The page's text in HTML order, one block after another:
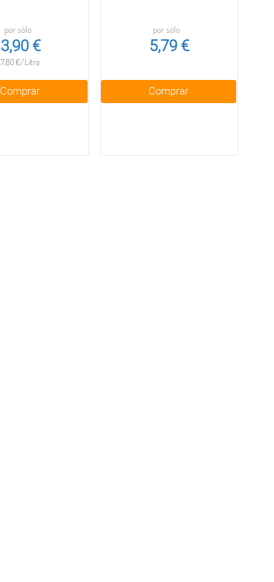
por sólo
3,90 €
7,80 €/Litro
Comprar
por sólo
5,79 €
Comprar